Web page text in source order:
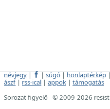
névjegy | | súgó | honlaptérkép |
ászf | rss-ical | appok | támogatás
Sorozat figyelő - © 2009-2026 resist